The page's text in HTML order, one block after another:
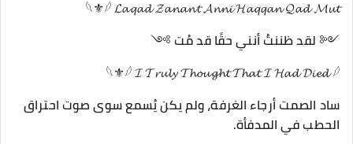
𓆩⚜𓆪 𝓛𝓪𝓺𝓪𝓭 𝓩𝓪𝓷𝓪𝓷𝓽 𝓐𝓷𝓷𝓲 𝓗𝓪𝓺𝓺𝓪𝓷 𝓠𝓪𝓭 𝓜𝓾𝓽
༺ لقد ظننتُ أنني حقًا قد مُت ༻
𓆩⚜𓆪 𝓘 𝓣𝓻𝓾𝓵𝔂 𝓣𝓱𝓸𝓾𝓰𝓱𝓽 𝓣𝓱𝓪𝓽 𝓘 𝓗𝓪𝓭 𝓓𝓲𝓮𝓭 𓆪
ساد الصمت أرجاء الغرفة، ولم يكن يُسمع سوى صوت احتراق
الحطب في المدفأة.